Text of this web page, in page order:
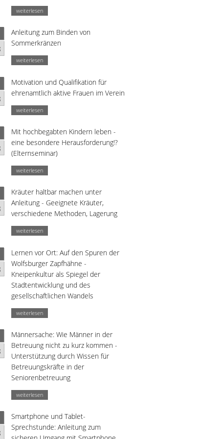
weiterlesen
Anleitung zum Binden von
Sommerkränzen
weiterlesen
Motivation und Qualifikation für
ehrenamtlich aktive Frauen im Verein
weiterlesen
Mit hochbegabten Kindern leben -
eine besondere Herausforderung!?
(Elternseminar)
weiterlesen
Kräuter haltbar machen unter
Anleitung - Geeignete Kräuter,
verschiedene Methoden, Lagerung
weiterlesen
Lernen vor Ort: Auf den Spuren der
Wolfsburger Zapfhähne -
Kneipenkultur als Spiegel der
Stadtentwicklung und des
gesellschaftlichen Wandels
weiterlesen
Männersache: Wie Männer in der
Betreuung nicht zu kurz kommen -
Unterstützung durch Wissen für
Betreuungskräfte in der
Seniorenbetreuung
weiterlesen
Smartphone und Tablet-
Sprechstunde: Anleitung zum